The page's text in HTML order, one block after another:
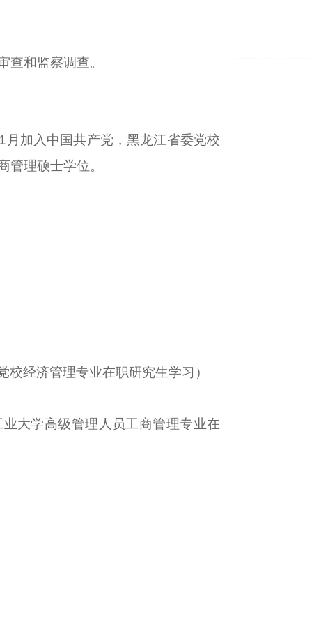
和监察调查。
加入中国共产党，黑龙江省委党校
理硕士学位。
济管理专业在职研究生学习）
学高级管理人员工商管理专业在